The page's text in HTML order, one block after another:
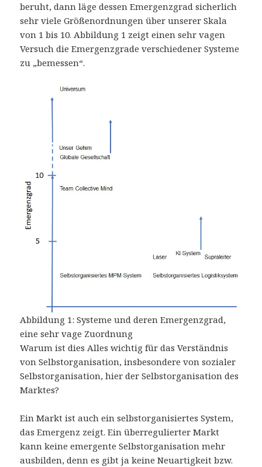
beruht, dann läge dessen Emergenzgrad sicherlich
sehr viele Größenordnungen über unserer Skala
von 1 bis 10. Abbildung 1 zeigt einen sehr vagen
Versuch die Emergenzgrade verschiedener Systeme
zu „bemessen“.
Abbildung 1: Systeme und deren Emergenzgrad,
eine sehr vage Zuordnung
Warum ist dies Alles wichtig für das Verständnis
von Selbstorganisation, insbesondere von sozialer
Selbstorganisation, hier der Selbstorganisation des
Marktes?
Ein Markt ist auch ein selbstorganisiertes System,
das Emergenz zeigt. Ein überregulierter Markt
kann keine emergente Selbstorganisation mehr
ausbilden, denn es gibt ja keine Neuartigkeit bzw.